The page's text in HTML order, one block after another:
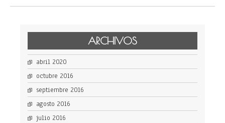
ARCHIVOS
abril 2020
octubre 2016
septiembre 2016
agosto 2016
julio 2016